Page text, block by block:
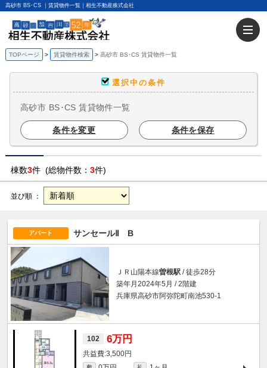
高砂市 BS･CS ｜賃貸物件一覧｜相生不動産株式会社
TOPページ 賃貸物件検索 高砂市 BS･CS 賃貸物件一覧
選択中の条件
高砂市 BS･CS 賃貸物件一覧
条件を変更 条件を保存
棟数3件 (総物件数： 3件)
並び順 ：
アパート サンセールⅡ B
ＪＲ山陽本線曽根駅 / 徒歩28分
築年月2024年5月 / 2階建
兵庫県高砂市阿弥陀町南池530-1
102 6万円
3,500円